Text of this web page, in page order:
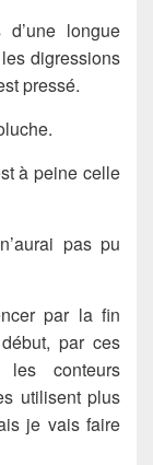
longue
digressions
pressé.
à peine celle
pas pu
par la fin
par ces
conteurs
utilisent plus
je vais faire